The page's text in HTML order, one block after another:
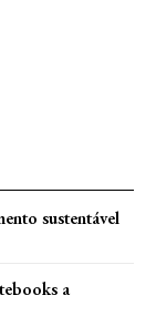
sustentável
a